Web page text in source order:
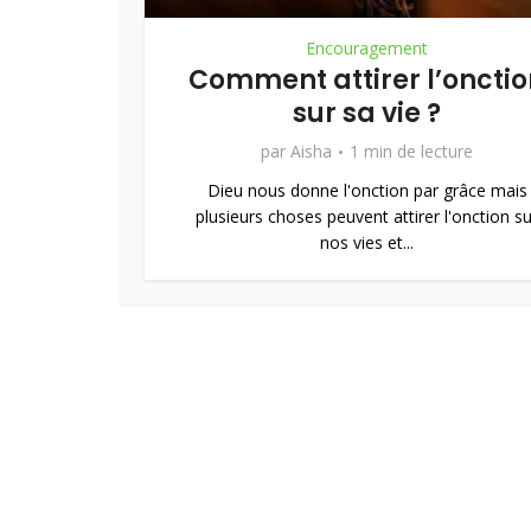
Encouragement
Comment attirer
sur sa vie ?
par Aisha
1 min de lecture
Dieu nous donne l'onction par grâce mais
plusieurs choses peuvent attirer l'onction
nos vies et...